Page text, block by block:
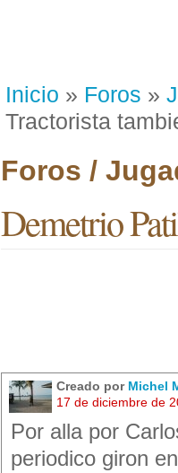
Inicio » Foros »
Tractorista
Foros /
Demetrio
Creado por Michel
17 de diciembre de
Por alla por
periodico giron